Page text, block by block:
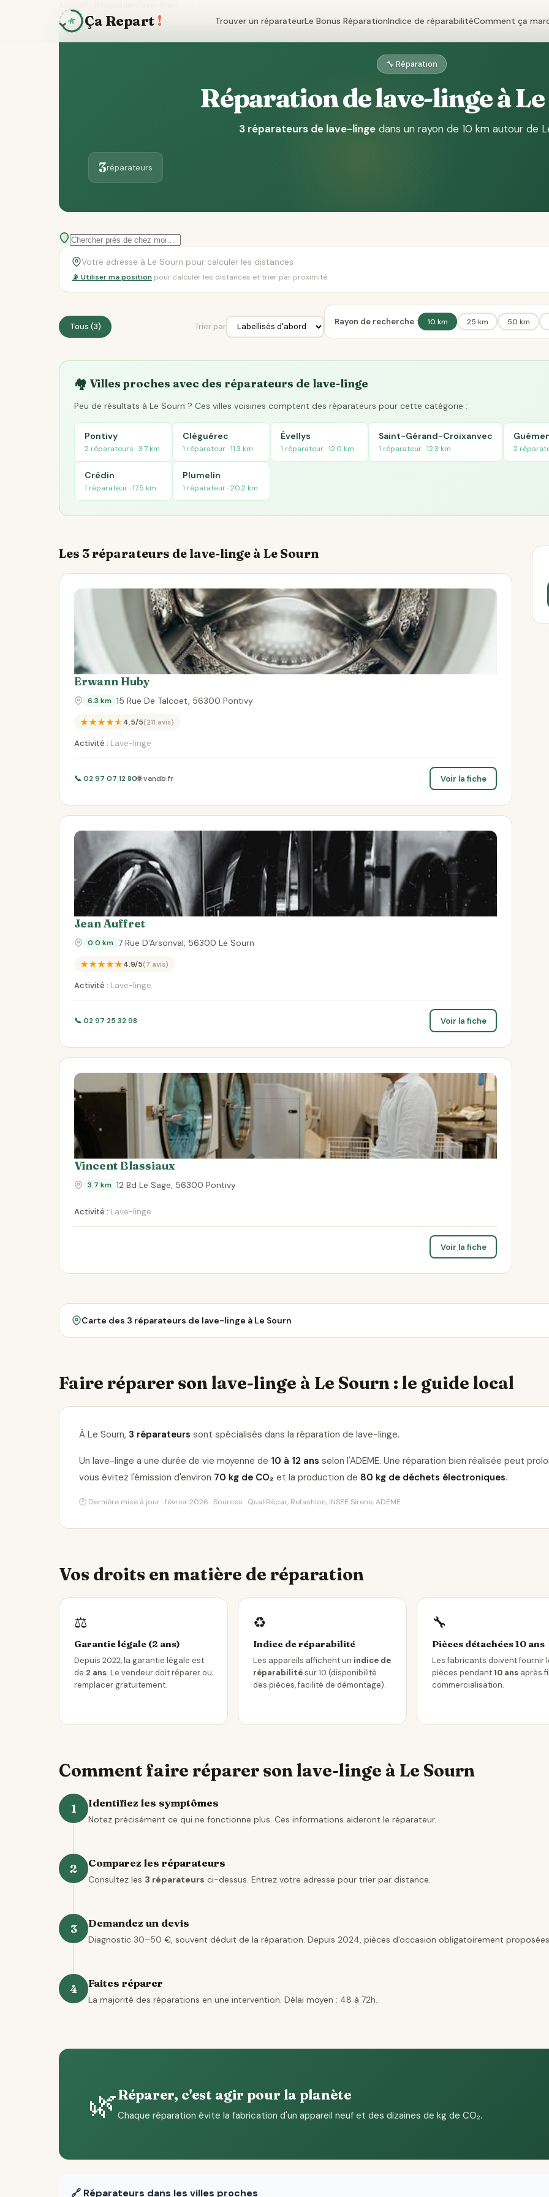
Ça Repart ! Trouver un réparateurLe Bonus RéparationIndice de réparabilitéComment ça
🔧 Réparation
Réparation de lave-linge à
3 réparateurs de lave-lingedans un rayon de 10 km autour de
3réparateurs
📡 Utiliser ma position pour calculer les distances et trier par proximité
Tous (3) Trier par Rayon de recherche : 10 km 25 km 50 km
🏘️ Villes proches avec des réparateurs de lave-linge
Peu de résultats à Le Sourn ? Ces villes voisines comptent des réparateurs pour cette catégorie :
Pontivy
2 réparateurs · 3.7 km
Cléguérec
1 réparateur · 11.3 km
Évellys
1 réparateur · 12.0 km
Saint-Gérand-Croixanvec
1 réparateur · 12.3 km 2
Crédin
1 réparateur · 17.5 km
Plumelin
1 réparateur · 20.2 km
Les 3 réparateurs de lave-linge à Le Sourn
Erwann Huby
6.3 km 15 Rue De Talcoet, 56300 Pontivy
★★★★★4.5/5(211 avis)
Activité : Lave-linge
📞 02 97 07 12 80🌐 vandb.fr Voir la fiche
Jean Auffret
0.0 km 7 Rue D'Arsonval, 56300 Le Sourn
★★★★★4.9/5(7 avis)
Activité : Lave-linge
📞 02 97 25 32 98 Voir la fiche
Vincent Blassiaux
3.7 km 12 Bd Le Sage, 56300 Pontivy
Activité : Lave-linge
Voir la fiche
Carte des 3 réparateurs de lave-linge à Le Sourn
Faire réparer son lave-linge à Le Sourn : le guide local
À Le Sourn, 3 réparateurs sont spécialisés dans la réparation de lave-linge.
Un lave-linge a une durée de vie moyenne de 10 à 12 ans selon l'ADEME. Une réparation bien réalisée peut
vous évitez l'émission d'environ 70 kg de CO₂ et la production de 80 kg de déchets électroniques.
🕐 Dernière mise à jour : février 2026 · Sources : QualiRépar, Refashion, INSEE Sirene, ADEME
Vos droits en matière de réparation
⚖️
Garantie légale (2 ans)
Depuis 2022, la garantie légale est
de 2 ans. Le vendeur doit réparer ou
remplacer gratuitement.
♻️
Indice de réparabilité
Les appareils affichent un indice de
réparabilitésur 10 (disponibilité
des pièces, facilité de démontage).
🔧
Pièces détachées 10 ans
Les fabricants doivent fournir
pièces pendant10 ans après
commercialisation.
Comment faire réparer son lave-linge à Le Sourn
1 Identifiez les symptômes
Notez précisément ce qui ne fonctionne plus. Ces informations aideront le réparateur.
2 Comparez les réparateurs
Consultez les 3 réparateurs ci-dessus. Entrez votre adresse pour trier par distance.
3 Demandez un devis
Diagnostic 30–50 €, souvent déduit de la réparation. Depuis 2024, pièces d'occasion obligatoirement
4 Faites réparer
La majorité des réparations en une intervention. Délai moyen : 48 à 72h.
🌿Réparer, c'est agir pour la planète
Chaque réparation évite la fabrication d'un appareil neuf et des dizaines de kg de CO₂.
🔗 Réparateurs dans les villes proches